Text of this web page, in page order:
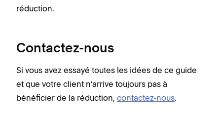
réduction.
Contactez-nous
Si vous avez essayé toutes les idées de ce guide
et que votre client n’arrive toujours pas à
bénéficier de la réduction, contactez-nous.